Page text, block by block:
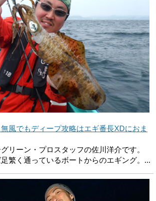
風でもディープ攻略はエギ番長XDにおま
リーン・プロスタッフの佐川洋介です。
繁く通っているボートからのエギング。...